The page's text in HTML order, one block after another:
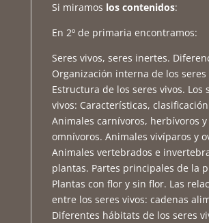
Si miramos los contenidos:
En 2º de primaria encontramos:
Seres vivos, seres inertes.
Organización interna de los seres
Estructura de los seres vivos. Los
vivos: Características,
Animales carnívoros, herbívoros y
omnívoros. Animales vivíparos y
Animales vertebrados e
plantas. Partes principales de la
Plantas con flor y sin flor. Las
entre los seres vivos: cadenas
Diferentes hábitats de los seres